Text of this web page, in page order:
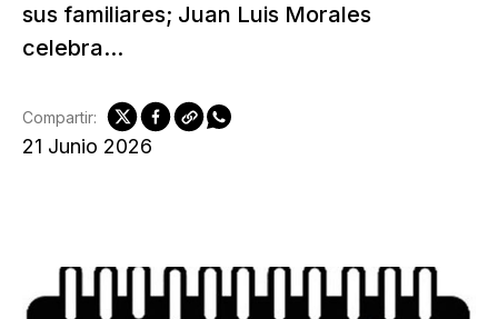
sus familiares; Juan Luis Morales
celebra...
21 Junio 2026
Compartir: